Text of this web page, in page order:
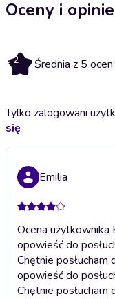
Oceny i
3.2 Średnia z 5
Tylko zalogowani
się
Emilia
Ocena użytkownika
opowieść do
Chętnie posłucham
opowieść do
Chętnie posłucham